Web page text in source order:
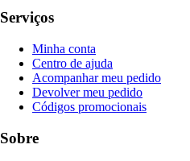
Serviços
Minha conta
Centro de ajuda
Acompanhar meu pedido
Devolver meu pedido
Códigos promocionais
Sobre